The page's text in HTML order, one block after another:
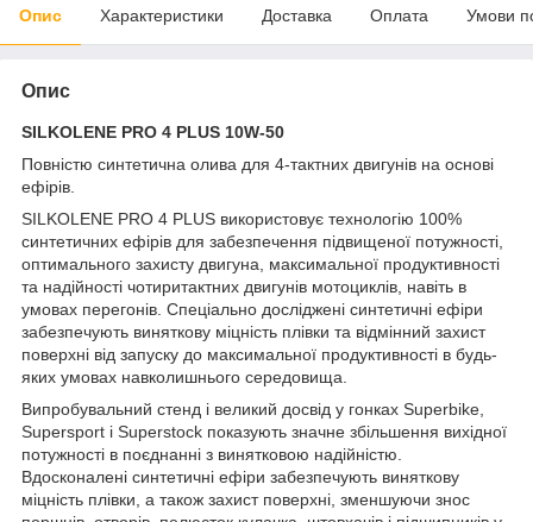
Опис Характеристики Доставка Оплата Умови
Опис
SILKOLENE PRO 4 PLUS 10W-50
Повністю синтетична олива для 4-тактних двигунів на основі
ефірів.
SILKOLENE PRO 4 PLUS використовує технологію 100%
синтетичних ефірів для забезпечення підвищеної потужності,
оптимального захисту двигуна, максимальної продуктивності
та надійності чотиритактних двигунів мотоциклів, навіть в
умовах перегонів. Спеціально досліджені синтетичні ефіри
забезпечують виняткову міцність плівки та відмінний захист
поверхні від запуску до максимальної продуктивності в будь-
яких умовах навколишнього середовища.
Випробувальний стенд і великий досвід у гонках Superbike,
Supersport і Superstock показують значне збільшення вихідної
потужності в поєднанні з винятковою надійністю.
Вдосконалені синтетичні ефіри забезпечують виняткову
міцність плівки, а також захист поверхні, зменшуючи знос